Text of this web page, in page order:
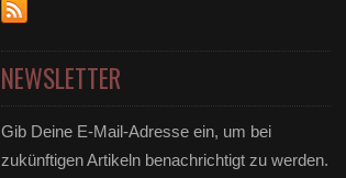
NEWSLETTER
Gib Deine E-Mail-Adresse ein, um bei
zukünftigen Artikeln benachrichtigt zu werden.